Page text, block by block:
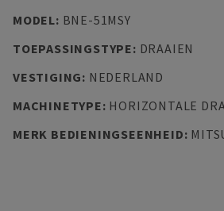
MODEL: BNE-51MSY
TOEPASSINGSTYPE: DRAAIEN
VESTIGING: NEDERLAND
MACHINETYPE: HORIZONTALE
MERK BEDIENINGSEENHEID: